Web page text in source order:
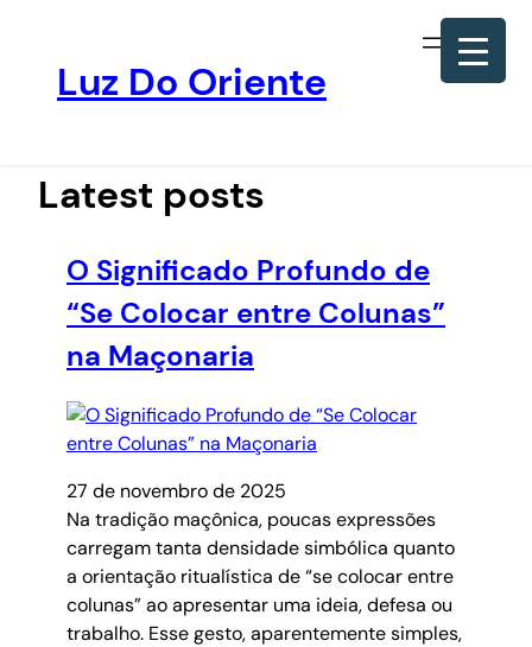
conteúdo
Luz Do Oriente
Latest posts
O Significado Profundo de
“Se Colocar entre Colunas”
na Maçonaria
27 de novembro de 2025
Na tradição maçônica, poucas expressões
carregam tanta densidade simbólica quanto
a orientação ritualística de “se colocar entre
colunas” ao apresentar uma ideia, defesa ou
trabalho. Esse gesto, aparentemente simples,